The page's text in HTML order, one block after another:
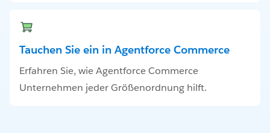
Tauchen Sie ein in Agentforce Commerce
Erfahren Sie, wie Agentforce Commerce
Unternehmen jeder Größenordnung hilft.